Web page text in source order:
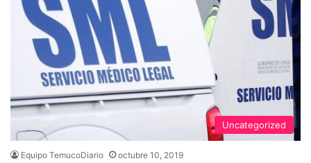
Uncategorized
Equipo TemucoDiario octubre 10, 2019